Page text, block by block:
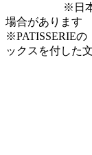
※日本橋三越
場合があります
※PATISSERIE
ックスを付した